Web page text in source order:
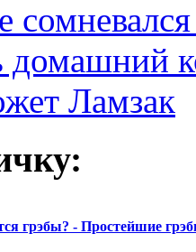
домашний
Ламзак
грэбы? - Простейшие